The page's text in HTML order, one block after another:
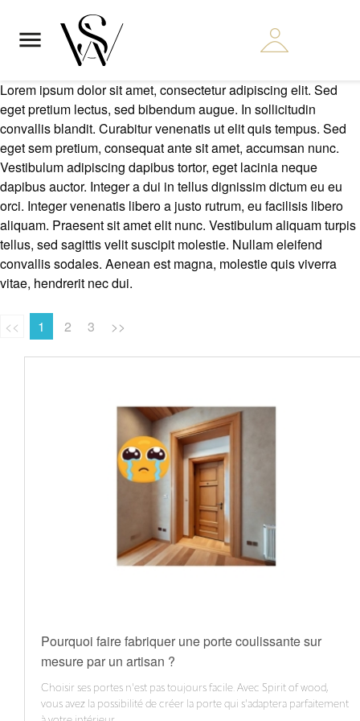

Lorem ipsum dolor sit amet, consectetur adipiscing elit. Sed
eget pretium lectus, sed bibendum augue. In sollicitudin
convallis blandit. Curabitur venenatis ut elit quis tempus. Sed
eget sem pretium, consequat ante sit amet, accumsan nunc.
Vestibulum adipiscing dapibus tortor, eget lacinia neque
dapibus auctor. Integer a dui in tellus dignissim dictum eu eu
orci. Integer venenatis libero a justo rutrum, eu facilisis libero
aliquam. Praesent sit amet elit nunc. Vestibulum aliquam turpis
tellus, sed sagittis velit suscipit molestie. Nullam eleifend
convallis sodales. Aenean est magna, molestie quis viverra
vitae, hendrerit nec dui.
<< 1 2 3 >>
Pourquoi faire fabriquer une porte coulissante sur
mesure par un artisan ?
Choisir ses portes n'est pas toujours facile. Avec Spirit of wood,
vous avez la possibilité de créer la porte qui s'adaptera parfaitement